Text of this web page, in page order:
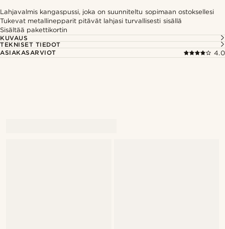
Lahjavalmis kangaspussi, joka on suunniteltu sopimaan ostoksellesi
Tukevat metallinepparit pitävät lahjasi turvallisesti sisällä
Sisältää pakettikortin
KUVAUS
TEKNISET TIEDOT
ASIAKASARVIOT
4.0